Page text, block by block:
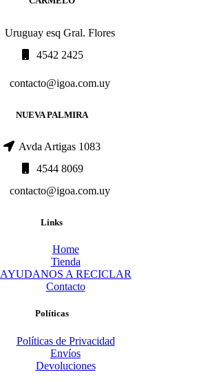
Uruguay esq Gral. Flores
4542 2425
contacto@igoa.com.uy
NUEVA PALMIRA
Avda Artigas 1083
4544 8069
contacto@igoa.com.uy
Links
Home
Tienda
AYUDANOS A RECICLAR
Contacto
Políticas
Políticas de Privacidad
Envíos
Devoluciones